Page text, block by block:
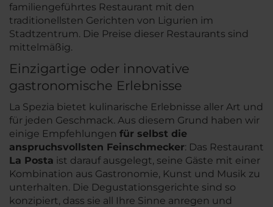
familiengeführtes Restaurant mit den
traditionellsten Gerichten von Ligurien im
Stadtzentrum. Die Preise dieser Restaurants sind
mittelmäßig.
Einzigartige oder innovative
gastronomische Erlebnisse
La Spezia bietet kulinarische Erlebnisse aller Art und
für jeden Geschmack. Aus diesem Grund haben wir
einige Empfehlungen für selbst die
anspruchsvollsten Feinschmecker: Das Restaurant
La Posta ist darauf ausgelegt, seine Gäste mit einer
Kombination aus Gastronomie, Kunst und Musik zu
unterhalten. Die Degustationsgerichte sind so
konzipiert, dass sie all Ihre Sinne anregen und